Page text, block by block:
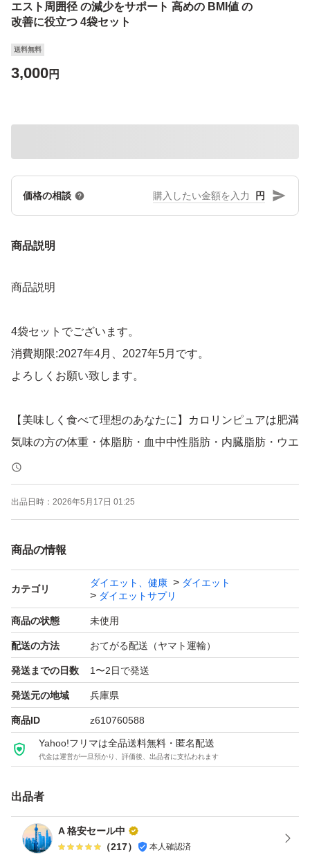
エスト周囲径 の減少をサポート 高めの BMI値 の
改善に役立つ 4袋セット
送料無料
3,000円
価格の相談 円
商品説明
商品説明
4袋セットでございます。
消費期限:2027年4月、2027年5月です。
よろしくお願い致します。
【美味しく食べて理想のあなたに】カロリンピュアは肥満
気味の方の体重・体脂肪・血中中性脂肪・内臓脂肪・ウエ
スト周囲径の減少をサポートし、高めのBMI値も改善する
機能性を持つエラグ酸を主成分としたダイエタリーサポー
トサプリメントです。ヒト試験データでも実証がされてい
に、カロリンピュアはあなたの食生活と身体づくりをサポ
【18種のサポート成分贅沢配合】機能性関与成分エラグ
酸の他に、桑の葉・ウーロン茶エキス末・酪酸菌・ショウ
ガエキス末・黒胡椒抽出物（バイオペリン）・唐辛子末・
ヒハツエキス末・コンブチャ・L-カルニチン・難消化性デ
キストリン・イヌリンなどの18種のサポート成分を贅沢
に配合し、あなたの食生活をサポート。
出品日時： 2026年5月17日 01:25
商品の情報
カテゴリ
ダイエット、健康
ダイエット
ダイエットサプリ
商品の状態 未使用
配送の方法 おてがる配送（ヤマト運輸）
発送までの日数 1〜2日で発送
発送元の地域 兵庫県
商品ID z610760588
Yahoo!フリマは全品送料無料・匿名配送
代金は運営が一旦預かり、評価後、出品者に支払われます
出品者
A 格安セール中
（217） 本人確認済